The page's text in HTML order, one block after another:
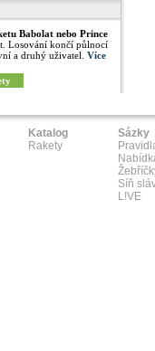
Babolat nebo Prince
Losování končí půlnocí
a druhý uživatel. Více
Katalog
Rakety
Sázky
Síň
L!VE